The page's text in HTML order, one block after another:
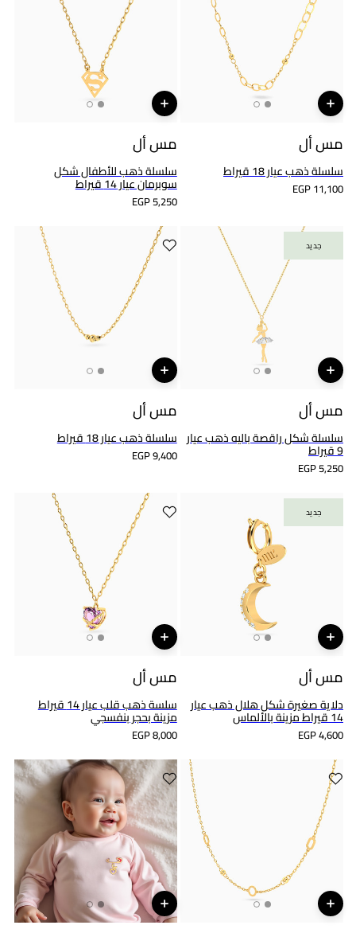
مس أل
سلسلة ذهب عيار 18 قيراط
EGP 11,100
مس أل
سلسلة ذهب للأطفال شكل
سوبرمان عيار 14 قيراط
EGP 5,250
جديد
جديد
مس أل
سلسلة شكل راقصة باليه ذهب عيار
9 قيراط
EGP 5,250
مس أل
سلسلة ذهب عيار 18 قيراط
EGP 9,400
جديد
جديد
مس أل
دلاية صغيرة شكل هلال ذهب عيار
14 قيراط مزينة بالألماس
EGP 4,600
مس أل
سلسة ذهب قلب عيار 14 قيراط
مزينة بحجر بنفسجي
EGP 8,000